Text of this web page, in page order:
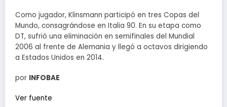
Como jugador, Klinsmann participó en tres Copas del
Mundo, consagrándose en Italia 90. En su etapa como
DT, sufrió una eliminación en semifinales del Mundial
2006 al frente de Alemania y llegó a octavos dirigiendo
a Estados Unidos en 2014.
por INFOBAE
Ver fuente